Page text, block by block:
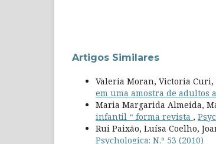
Artigos Similares
Valeria Moran, Victoria
em uma amostra de adultos
Maria Margarida Almeida,
infantil “ forma revista ,
Rui Paixão, Luísa Coelho,
Psychologica: N.º 53 (2010)